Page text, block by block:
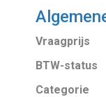
Vraagprijs
BTW-status
Categorie